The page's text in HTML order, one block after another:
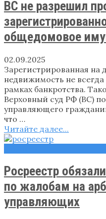
ВС не разрешил
общедомовое
02.09.2025
Зарегистрированная
недвижимость не
рамках банкротства.
Верховный суд РФ (ВС)
управляющего
что …
Читайте далее...
Росреестр
по жалобам на
управляющих